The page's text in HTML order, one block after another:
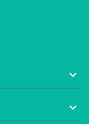

